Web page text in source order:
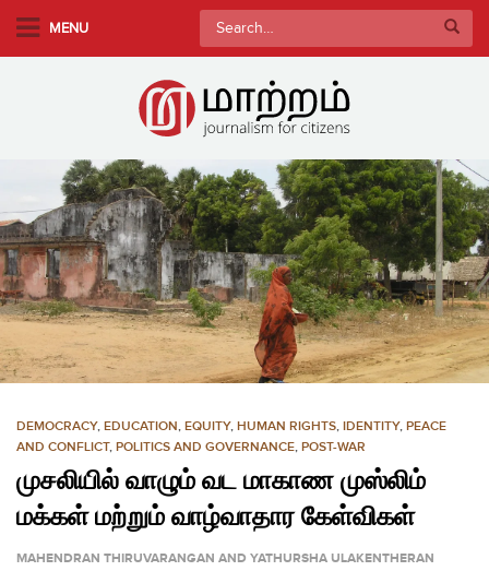
i
n
c
o
n
t
MENU
Search
for:
DEMOCRACY, EDUCATION, EQUITY, HUMAN RIGHTS, IDENTITY, PEACE
AND CONFLICT, POLITICS AND GOVERNANCE, POST-WAR
முசலியில் வாழும் வட மாகாண முஸ்லிம்
மக்கள் மற்றும் வாழ்வாதார கேள்விகள்
MAHENDRAN THIRUVARANGAN AND YATHURSHA ULAKENTHERAN